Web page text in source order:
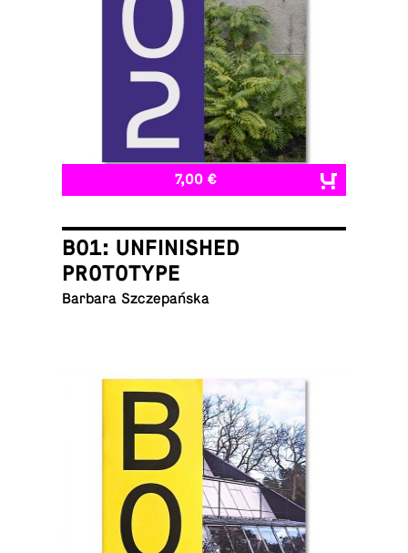
7,00 €
B01: UNFINISHED
PROTOTYPE
Barbara Szczepańska